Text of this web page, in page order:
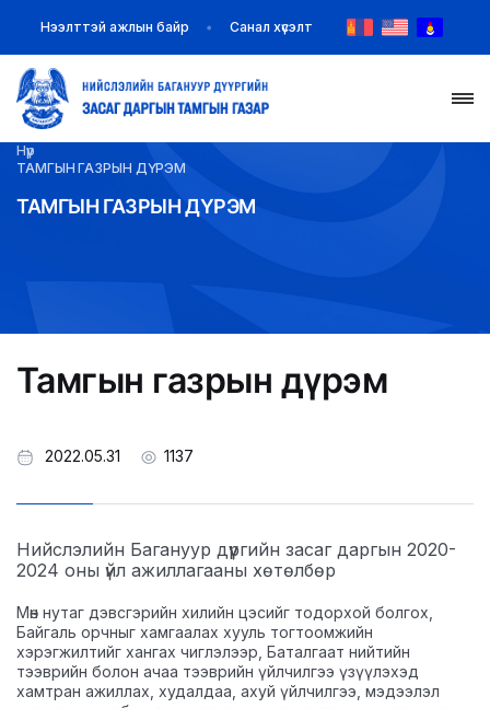
НҮҮР
ТАНИЛЦУУЛГА
ЗАХИРАМЖ ШИЙДВЭР
АВЛИГА МЭДЭЭ
Нээлттэй ажлын байр Санал хүсэлт
Нүүр
ТАМГЫН ГАЗРЫН ДҮРЭМ
ТАМГЫН ГАЗРЫН ДҮРЭМ
Тамгын газрын дүрэм
2022.05.31 1137
Нийслэлийн Багануур дүүргийн засаг даргын 2020-
2024 оны үйл ажиллагааны хөтөлбөр
Мөн нутаг дэвсгэрийн хилийн цэсийг тодорхой болгох,
Байгаль орчныг хамгаалах хууль тогтоомжийн
хэрэгжилтийг хангах чиглэлээр, Баталгаат нийтийн
тээврийн болон ачаа тээврийн үйлчилгээ үзүүлэхэд
хамтран ажиллах, худалдаа, ахуй үйлчилгээ, мэдээлэл